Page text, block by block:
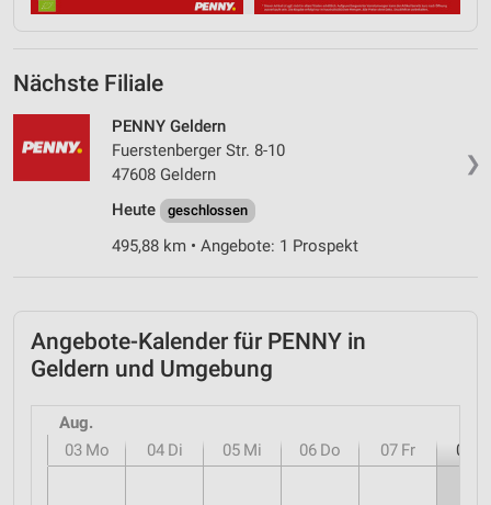
Nächste Filiale
❯
PENNY Geldern
Fuerstenberger Str. 8-10
47608 Geldern
Heute
geschlossen
495,88 km • Angebote: 1 Prospekt
Angebote-Kalender für PENNY in
Geldern und Umgebung
Aug.
03 Mo 04 Di 05 Mi 06 Do 07 Fr 08